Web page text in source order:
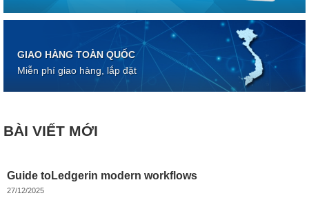
GIAO HÀNG TOÀN QUỐC
Miễn phí giao hàng, lắp đặt
BÀI VIẾT MỚI
Guide toLedgerin modern workflows
27/12/2025